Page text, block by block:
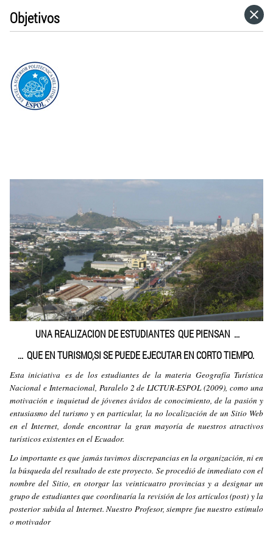
Objetivos
UNA REALIZACION DE ESTUDIANTES QUE PIENSAN ...
... QUE EN TURISMO,SI SE PUEDE EJECUTAR EN CORTO TIEMPO.
Esta iniciativa es de los estudiantes de la materia Geografía Turística
Nacional e Internacional, Paralelo 2 de LICTUR-ESPOL (2009), como una
motivación e inquietud de jóvenes ávidos de conocimiento, de la pasión y
entusiasmo del turismo y en particular, la no localización de un Sitio Web
en el Internet, donde encontrar la gran mayoría de nuestros atractivos
turísticos existentes en el Ecuador.
Lo importante es que jamás tuvimos discrepancias en la organización, ni en
la búsqueda del resultado de este proyecto. Se procedió de inmediato con el
nombre del Sitio, en otorgar las veinticuatro provincias y a designar un
grupo de estudiantes que coordinaría la revisión de los artículos (post) y la
posterior subida al Internet. Nuestro Profesor, siempre fue nuestro estímulo
o motivador